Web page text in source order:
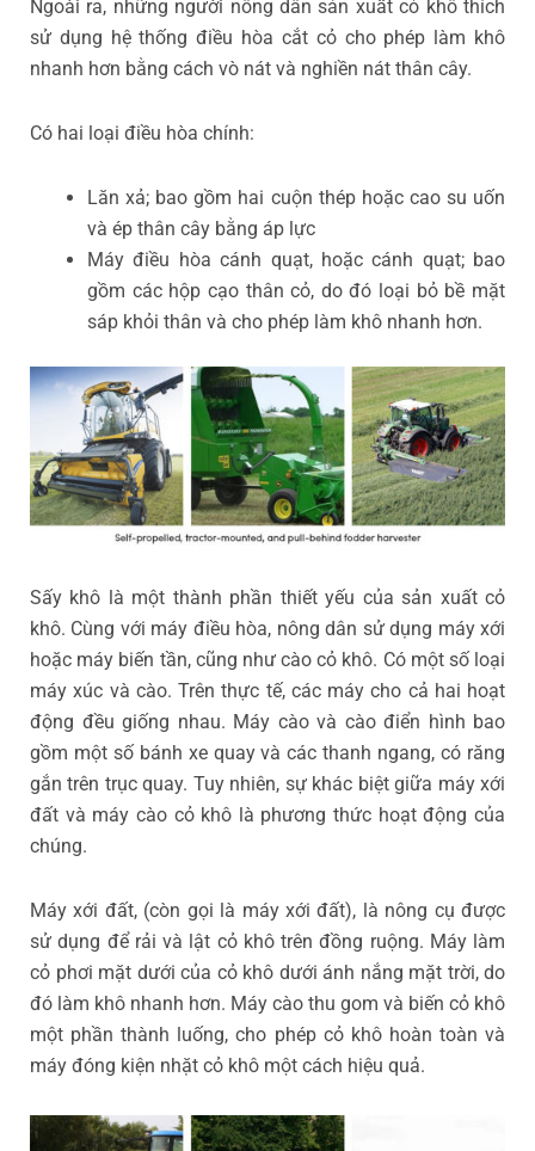
Ngoài ra, những người nông dân sản xuất cỏ khô thích
sử dụng hệ thống điều hòa cắt cỏ cho phép làm khô
nhanh hơn bằng cách vò nát và nghiền nát thân cây.
Có hai loại điều hòa chính:
Lăn xả; bao gồm hai cuộn thép hoặc cao su uốn
và ép thân cây bằng áp lực
Máy điều hòa cánh quạt, hoặc cánh quạt; bao
gồm các hộp cạo thân cỏ, do đó loại bỏ bề mặt
sáp khỏi thân và cho phép làm khô nhanh hơn.
Sấy khô là một thành phần thiết yếu của sản xuất cỏ
khô. Cùng với máy điều hòa, nông dân sử dụng máy xới
hoặc máy biến tần, cũng như cào cỏ khô. Có một số loại
máy xúc và cào. Trên thực tế, các máy cho cả hai hoạt
động đều giống nhau. Máy cào và cào điển hình bao
gồm một số bánh xe quay và các thanh ngang, có răng
gắn trên trục quay. Tuy nhiên, sự khác biệt giữa máy xới
đất và máy cào cỏ khô là phương thức hoạt động của
chúng.
Máy xới đất, (còn gọi là máy xới đất), là nông cụ được
sử dụng để rải và lật cỏ khô trên đồng ruộng. Máy làm
cỏ phơi mặt dưới của cỏ khô dưới ánh nắng mặt trời, do
đó làm khô nhanh hơn. Máy cào thu gom và biến cỏ khô
một phần thành luống, cho phép cỏ khô hoàn toàn và
máy đóng kiện nhặt cỏ khô một cách hiệu quả.